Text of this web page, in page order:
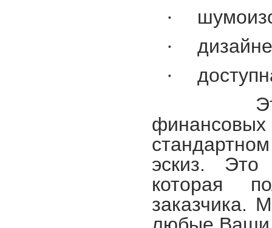
·
·
·
Это
эскиз. Это
которая
заказчика.